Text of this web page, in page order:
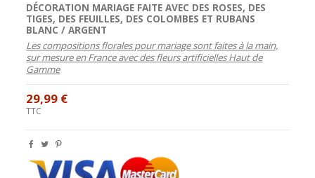
DÉCORATION MARIAGE FAITE AVEC DES ROSES, DES
TIGES, DES FEUILLES, DES COLOMBES ET RUBANS
BLANC / ARGENT
Les compositions florales pour mariage sont faites à la main,
sur mesure en France avec des fleurs artificielles Haut de
Gamme
29,99 €
TTC